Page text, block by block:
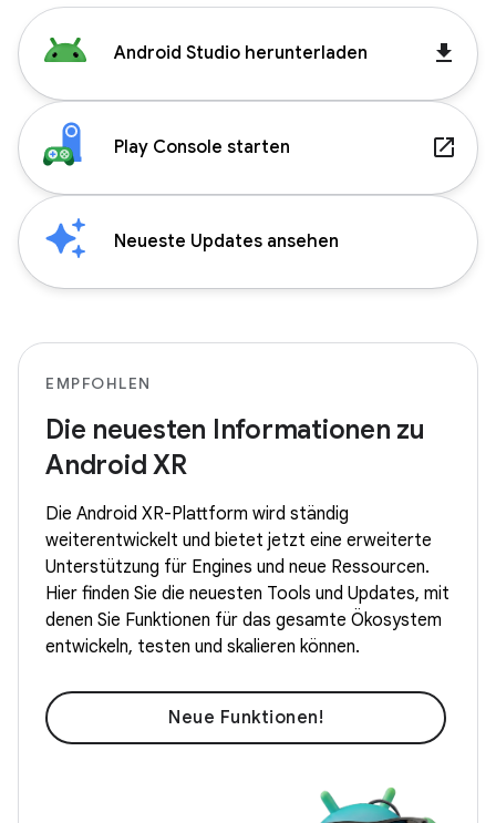
Android Studio herunterladen get_app
Play Console starten launch
Neueste Updates ansehen
EMPFOHLEN
Die neuesten Informationen zu
Android XR
Die Android XR-Plattform wird ständig
weiterentwickelt und bietet jetzt eine erweiterte
Unterstützung für Engines und neue Ressourcen.
Hier finden Sie die neuesten Tools und Updates, mit
denen Sie Funktionen für das gesamte Ökosystem
entwickeln, testen und skalieren können.
Neue Funktionen!